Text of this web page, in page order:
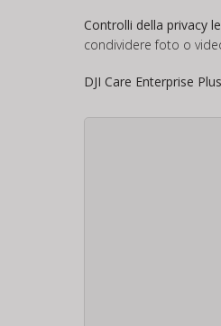
Controlli della privacy
condividere foto o
DJI Care Enterprise Plus